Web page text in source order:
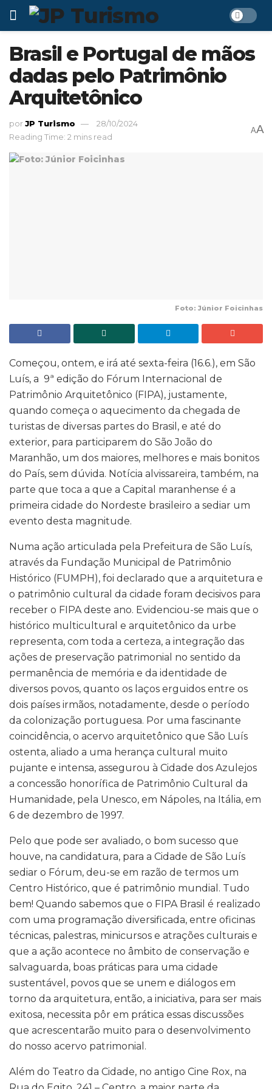
Brasil e Portugal de mãos
dadas pelo Patrimônio
Arquitetônico
porJP Turismo
28/10/2024
Reading Time: 2 mins read
AA
Foto: Júnior Foicinhas
Começou, ontem, e irá até sexta-feira (16.6.), em São
Luís, a 9ª edição do Fórum Internacional de
Patrimônio Arquitetônico (FIPA), justamente,
quando começa o aquecimento da chegada de
turistas de diversas partes do Brasil, e até do
exterior, para participarem do São João do
Maranhão, um dos maiores, melhores e mais bonitos
do País, sem dúvida. Notícia alvissareira, também, na
parte que toca a que a Capital maranhense é a
primeira cidade do Nordeste brasileiro a sediar um
evento desta magnitude.
Numa ação articulada pela Prefeitura de São Luís,
através da Fundação Municipal de Patrimônio
Histórico (FUMPH), foi declarado que a arquitetura e
o patrimônio cultural da cidade foram decisivos para
receber o FIPA deste ano. Evidenciou-se mais que o
histórico multicultural e arquitetônico da urbe
representa, com toda a certeza, a integração das
ações de preservação patrimonial no sentido da
permanência de memória e da identidade de
diversos povos, quanto os laços erguidos entre os
dois países irmãos, notadamente, desde o período
da colonização portuguesa. Por uma fascinante
coincidência, o acervo arquitetônico que São Luís
ostenta, aliado a uma herança cultural muito
pujante e intensa, assegurou à Cidade dos Azulejos
a concessão honorífica de Patrimônio Cultural da
Humanidade, pela Unesco, em Nápoles, na Itália, em
6 de dezembro de 1997.
Pelo que pode ser avaliado, o bom sucesso que
houve, na candidatura, para a Cidade de São Luís
sediar o Fórum, deu-se em razão de termos um
Centro Histórico, que é patrimônio mundial. Tudo
bem! Quando sabemos que o FIPA Brasil é realizado
com uma programação diversificada, entre oficinas
técnicas, palestras, minicursos e atrações culturais e
que a ação acontece no âmbito de conservação e
salvaguarda, boas práticas para uma cidade
sustentável, povos que se unem e diálogos em
torno da arquitetura, então, a iniciativa, para ser mais
exitosa, necessita pôr em prática essas discussões
que acrescentarão muito para o desenvolvimento
do nosso acervo patrimonial.
Além do Teatro da Cidade, no antigo Cine Rox, na